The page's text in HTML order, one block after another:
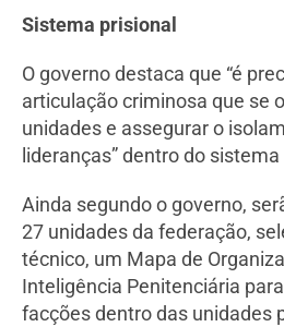
Sistema prisional
O governo destaca que “é
articulação criminosa que se
unidades e assegurar o
lideranças” dentro do
Ainda segundo o governo,
27 unidades da federação,
técnico, um Mapa de
Inteligência Penitenciária
facções dentro das unidades